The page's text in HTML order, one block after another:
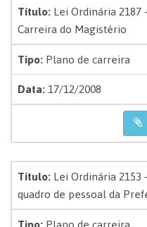
Título:Lei Ordinária
Carreira do Magistério
Tipo:Plano de carreira
Data:17/12/2008
Título:Lei Ordinária
quadro de pessoal da